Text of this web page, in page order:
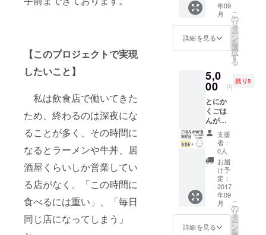
【このプロジェクトで実現
したいこと】
私は飲食店で働いてきた
ため、終わるのは深夜にな
ることが多く、その時間に
なるとラーメンや牛丼、居
酒屋くらいしか営業してい
る店がなく、「この時間に
食べるには重い」、「毎日
同じ店になってしまう」
※何か
作って
よは、
状況を
見計
らって
しま
す。基
本0時以
降
年09
月
詳細を見る
こ
の
リ
タ
ー
ン
を
選
択
す
る
5,0
00 円
残り5
とにか
くごは
んが好
き 3000
円分お
食事券
＋1ヶ月
間白飯
と味噌
汁が食
べ放題
※リター
ンはど
の時間
支援
者：
0人
お届
け予
定：
2017
年09
月
詳細を見る
こ
の
リ
タ
ー
ン
を